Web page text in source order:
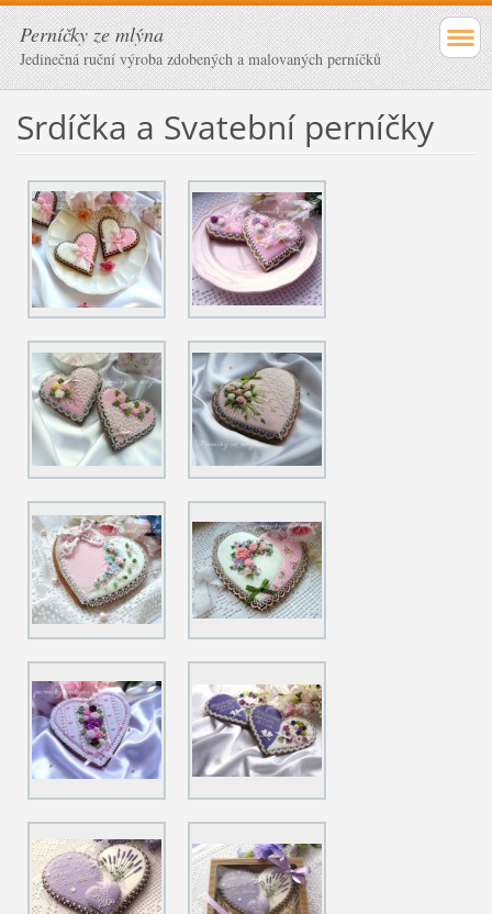
Perníčky ze mlýna
Jedinečná ruční výroba zdobených a malovaných perníčků
Srdíčka a Svatební perníčky